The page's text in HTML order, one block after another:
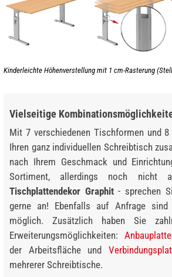
Kinderleichte Höhenverstellung mit 1 cm-Rasterung
Vielseitige
Mit 7 verschiedenen Tischformen und
Ihren ganz individuellen Schreibtisch
nach Ihrem Geschmack und
Sortiment, allerdings noch nicht
Tischplattendekor Graphit- sprechen
gerne an! Ebenfalls auf Anfrage sind
möglich. Zusätzlich haben Sie
Erweiterungsmöglichkeiten:
der Arbeitsfläche und
mehrerer Schreibtische.